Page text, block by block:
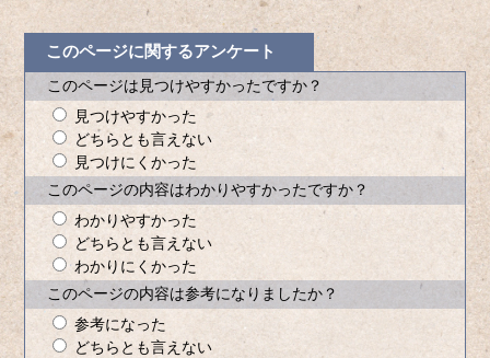
このページに関するアンケート
このページは見つけやすかったですか？
見つけやすかった
どちらとも言えない
見つけにくかった
このページの内容はわかりやすかったですか？
わかりやすかった
どちらとも言えない
わかりにくかった
このページの内容は参考になりましたか？
参考になった
どちらとも言えない